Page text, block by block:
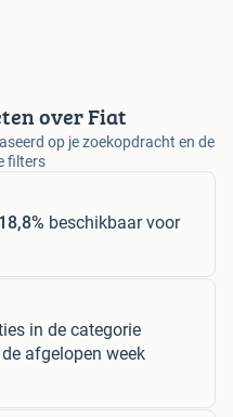
over Fiat
op je zoekopdracht en de
filters
18,8% beschikbaar voor
in de categorie
afgelopen week